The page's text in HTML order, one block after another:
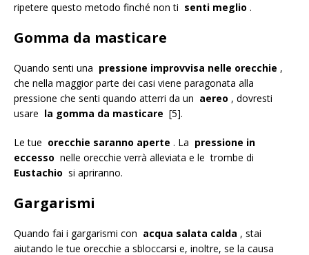
ripetere questo metodo finché non ti senti meglio .
Gomma da masticare
Quando senti una pressione improvvisa nelle orecchie ,
che nella maggior parte dei casi viene paragonata alla
pressione che senti quando atterri da un aereo , dovresti
usare la gomma da masticare [5].
Le tue orecchie saranno aperte . La pressione in
eccesso nelle orecchie verrà alleviata e le trombe di
Eustachio si apriranno.
Gargarismi
Quando fai i gargarismi con acqua salata calda , stai
aiutando le tue orecchie a sbloccarsi e, inoltre, se la causa